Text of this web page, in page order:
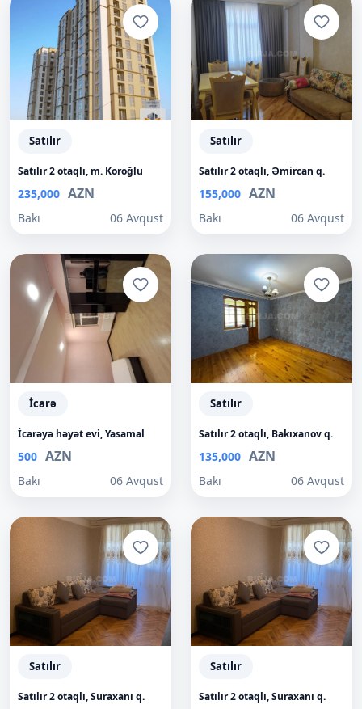
Satılır
Satılır 2 otaqlı, m. Koroğlu
235,000 AZN
Bakı 06 Avqust
Satılır
Satılır 2 otaqlı, Əmircan q.
155,000 AZN
Bakı 06 Avqust
İcarə
İcarəyə həyət evi, Yasamal
500 AZN
Bakı 06 Avqust
Satılır
Satılır 2 otaqlı, Bakıxanov q.
135,000 AZN
Bakı 06 Avqust
Satılır
Satılır 2 otaqlı, Suraxanı q.
Satılır
Satılır 2 otaqlı, Suraxanı q.